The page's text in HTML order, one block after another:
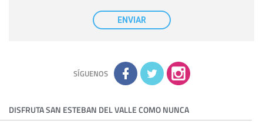
con carácter general, sólo el personal de
nuestra entidad que esté debidamente autorizado podrá
tener conocimiento de la información que le pedimos. No se
comunicarán datos a terceros.
adicional y detallada sobre cómo tratamos sus datos en la
política de privacidad
ENVIAR
SÍGUENOS
DISFRUTA SAN ESTEBAN DEL VALLE COMO NUNCA